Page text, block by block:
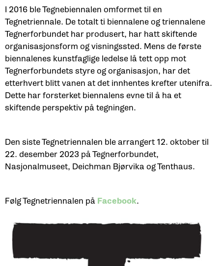
I 2016 ble Tegnebiennalen omformet til en
Tegnetriennale. De totalt ti biennalene og triennalene
Tegnerforbundet har produsert, har hatt skiftende
organisasjonsform og visningssted. Mens de første
biennalenes kunstfaglige ledelse lå tett opp mot
Tegnerforbundets styre og organisasjon, har det
etterhvert blitt vanen at det innhentes krefter utenifra.
Dette har forsterket biennalens evne til å ha et
skiftende perspektiv på tegningen.
Den siste Tegnetriennalen ble arrangert 12. oktober til
22. desember 2023 på Tegnerforbundet,
Nasjonalmuseet, Deichman Bjørvika og Tenthaus.
Følg Tegnetriennalen på Facebook.